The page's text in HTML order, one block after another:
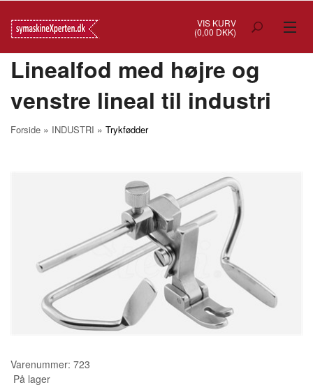
VIS KURV
(0,00 DKK)
TILBUD
SYMASKINER
BRUGTE/DEMO
MASKIN TILBEHØR
SYTILBEHØR
SCANNCUT
Linealfod med højre og
venstre lineal til industri
Forside » INDUSTRI » Trykfødder
Varenummer: 723
På lager